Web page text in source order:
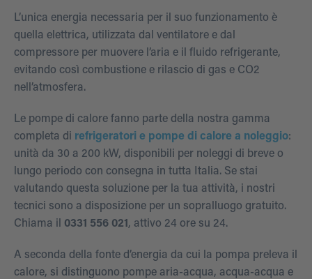
L’unica energia necessaria per il suo funzionamento è
quella elettrica, utilizzata dal ventilatore e dal
compressore per muovere l’aria e il fluido refrigerante,
evitando così combustione e rilascio di gas e CO2
nell’atmosfera.
Le pompe di calore fanno parte della nostra gamma
completa di refrigeratori e pompe di calore a noleggio:
unità da 30 a 200 kW, disponibili per noleggi di breve o
lungo periodo con consegna in tutta Italia. Se stai
valutando questa soluzione per la tua attività, i nostri
tecnici sono a disposizione per un sopralluogo gratuito.
Chiama il 0331 556 021 , attivo 24 ore su 24.
A seconda della fonte d’energia da cui la pompa preleva il
calore, si distinguono pompe aria-acqua, acqua-acqua e